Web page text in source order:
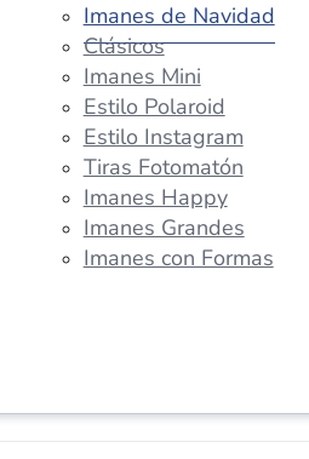
Imanes de Navidad
Clásicos
Imanes Mini
Estilo Polaroid
Estilo Instagram
Tiras Fotomatón
Imanes Happy
Imanes Grandes
Imanes con Formas